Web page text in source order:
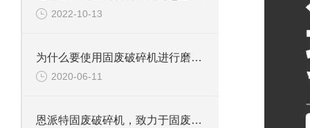
2022-10-13
为什么要使用固废破碎机进行磨碎工作
2020-06-11
恩派特固废破碎机，致力于固废处理